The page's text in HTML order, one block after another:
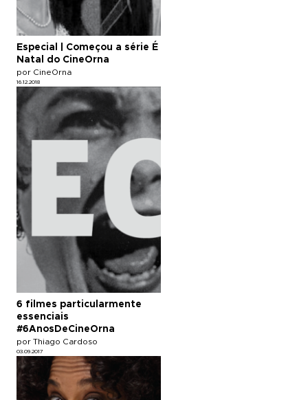
Especial | Começou a série É
Natal do CineOrna
por CineOrna
16.12.2018
6 filmes particularmente
essenciais
#6AnosDeCineOrna
por Thiago Cardoso
03.09.2017